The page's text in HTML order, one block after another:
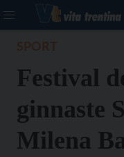
Festival
ginnaste
Milena